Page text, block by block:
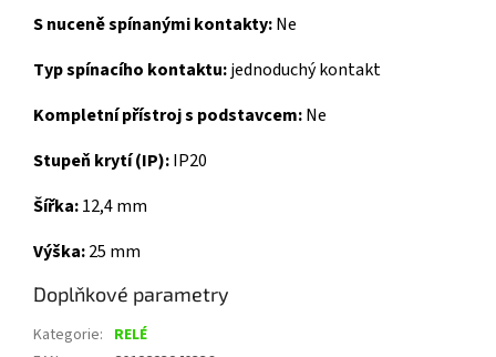
S nuceně spínanými kontakty:Ne
Typ spínacího kontaktu:jednoduchý kontakt
Kompletní přístroj s podstavcem:Ne
Stupeň krytí (IP):IP20
Šířka:12,4 mm
Výška:25 mm
Doplňkové parametry
Kategorie: RELÉ